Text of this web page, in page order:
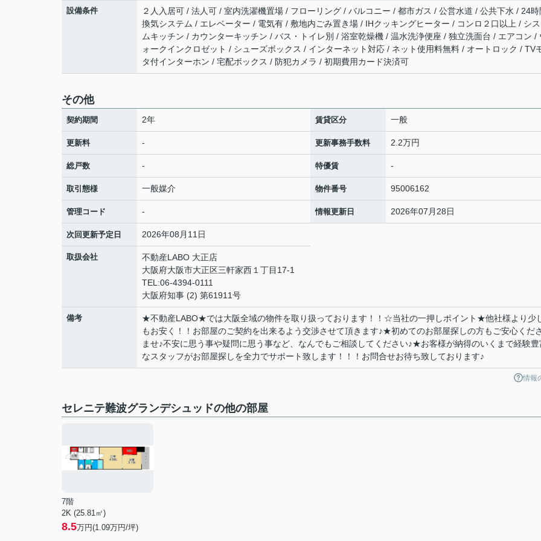
設備条件
２人入居可 / 法人可 / 室内洗濯機置場 / フローリング / バルコニー / 都市ガス / 公営水道 / 公共下水 / 24時
換気システム / エレベーター / 電気有 / 敷地内ごみ置き場 / IHクッキングヒーター / コンロ２口以上 / シ
ムキッチン / カウンターキッチン / バス・トイレ別 / 浴室乾燥機 / 温水洗浄便座 / 独立洗面台 / エアコン /
ォークインクロゼット / シューズボックス / インターネット対応 / ネット使用料無料 / オートロック / TV
タ付インターホン / 宅配ボックス / 防犯カメラ / 初期費用カード決済可
その他
契約期間 2年 賃貸区分 一般
更新料 - 更新事務手数料 2.2万円
総戸数 - 特優賃 -
取引態様 一般媒介 物件番号 95006162
管理コード - 情報更新日 2026年07月28日
次回更新予定日 2026年08月11日
取扱会社
不動産LABO 大正店
大阪府大阪市大正区三軒家西１丁目17-1
TEL:06-4394-0111
大阪府知事 (2) 第61911号
備考
★不動産LABO★では大阪全域の物件を取り扱っております！！☆当社の一押しポイント★他社様より少
もお安く！！お部屋のご契約を出来るよう交渉させて頂きます♪★初めてのお部屋探しの方もご安心くだ
ませ♪不安に思う事や疑問に思う事など、なんでもご相談してください♪★お客様が納得のいくまで経験豊
なスタッフがお部屋探しを全力でサポート致します！！！お問合せお待ち致しております♪
情報
セレニテ難波グランデシュッドの他の部屋
7階
2K (25.81㎡)
8.5万円(1.09万円/坪)